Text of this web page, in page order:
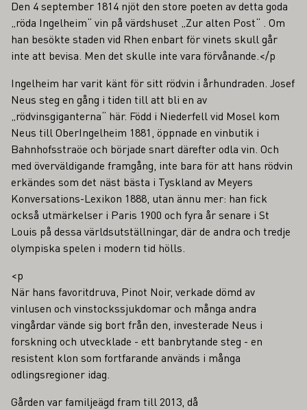
Den 4 september 1814 njöt den store poeten av detta goda
„röda Ingelheim“ vin på värdshuset „Zur alten Post“ . Om
han besökte staden vid Rhen enbart för vinets skull går
inte att bevisa. Men det skulle inte vara förvånande.</p
Ingelheim har varit känt för sitt rödvin i århundraden. Josef
Neus steg en gång i tiden till att bli en av
„rödvinsgiganterna“ här. Född i Niederfell vid Mosel kom
Neus till OberIngelheim 1881, öppnade en vinbutik i
Bahnhofsstraöe och började snart därefter odla vin. Och
med överväldigande framgång, inte bara för att hans rödvin
erkändes som det näst bästa i Tyskland av Meyers
Konversations-Lexikon 1888, utan ännu mer: han fick
också utmärkelser i Paris 1900 och fyra år senare i St
Louis på dessa världsutställningar, där de andra och tredje
olympiska spelen i modern tid hölls.
<p
När hans favoritdruva, Pinot Noir, verkade dömd av
vinlusen och vinstockssjukdomar och många andra
vingårdar vände sig bort från den, investerade Neus i
forskning och utvecklade - ett banbrytande steg - en
resistent klon som fortfarande används i många
odlingsregioner idag.
Gården var familjeägd fram till 2013, då